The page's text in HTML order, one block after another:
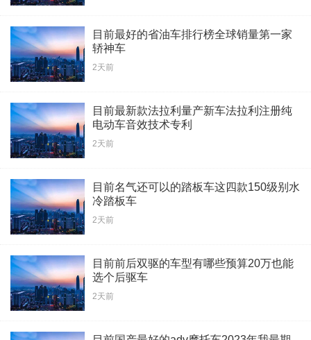
目前最好的省油车排行榜全球销量第一家
轿神车
2天前
目前最新款法拉利量产新车法拉利注册纯
电动车音效技术专利
2天前
目前名气还可以的踏板车这四款150级别水
冷踏板车
2天前
目前前后双驱的车型有哪些预算20万也能
选个后驱车
2天前